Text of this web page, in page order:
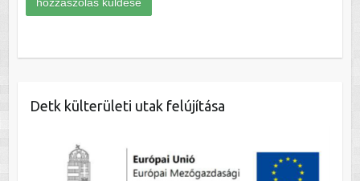
Detk külterületi utak felújítása